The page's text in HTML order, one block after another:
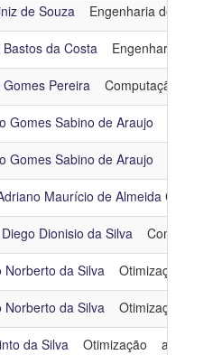
de Souza Engenharia de
da Costa Engenharia de
Pereira Computação Gráfica
Gomes Sabino de Araujo
Gomes Sabino de Araujo
Maurício de Almeida Côrtes
Dionisio da Silva
Norberto da Silva Otimização
Norberto da Silva Otimização
da Silva Otimização